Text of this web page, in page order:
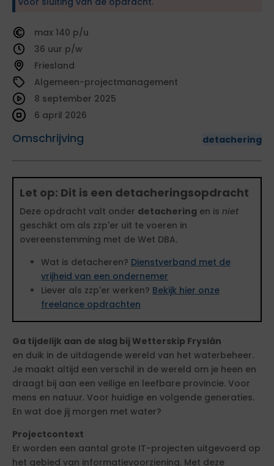
140
36
Friesland
Algemeen-projectmanagement
Omschrijving detachering
8 september 2025
6 april 2026
Let op: Dit is een detacheringsopdracht
Deze opdracht valt onder detachering en is niet
geschikt om als zzp'er uit te voeren in
overeenstemming met de Wet DBA.
Wat is detacheren? Dienstverband met de
vrijheid van een ondernemer
Liever als zzp'er werken? Bekijk hier onze
freelance opdrachten
Ga tijdelijk aan de slag bij Wetterskip Fryslân
en duik in de uitdagende wereld van het waterbeheer.
Je maakt altijd een verschil in de wereld om je heen en
draagt bij aan een veilige en leefbare provincie. Voor
mens en natuur. Voor huidige en volgende generaties.
En wat doe jij morgen met water?
Projectcontext
Er worden een aantal grote IT-projecten uitgevoerd op
het gebied van informatievoorziening. Met deze